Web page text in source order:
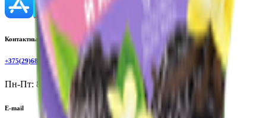
Контактный телефон
+375(29)6875999
Пн-Пт: 8:00 - 17:00
E-mail